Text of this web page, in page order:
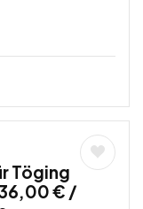
Töging
€ /